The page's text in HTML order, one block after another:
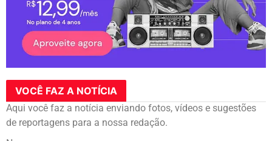
VOCÊ FAZ A NOTÍCIA
Aqui você faz a notícia enviando fotos, vídeos e sugestões
de reportagens para a nossa redação.